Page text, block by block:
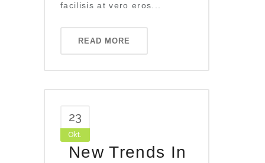
facilisis at vero eros...
READ MORE
23
Okt.
New Trends In